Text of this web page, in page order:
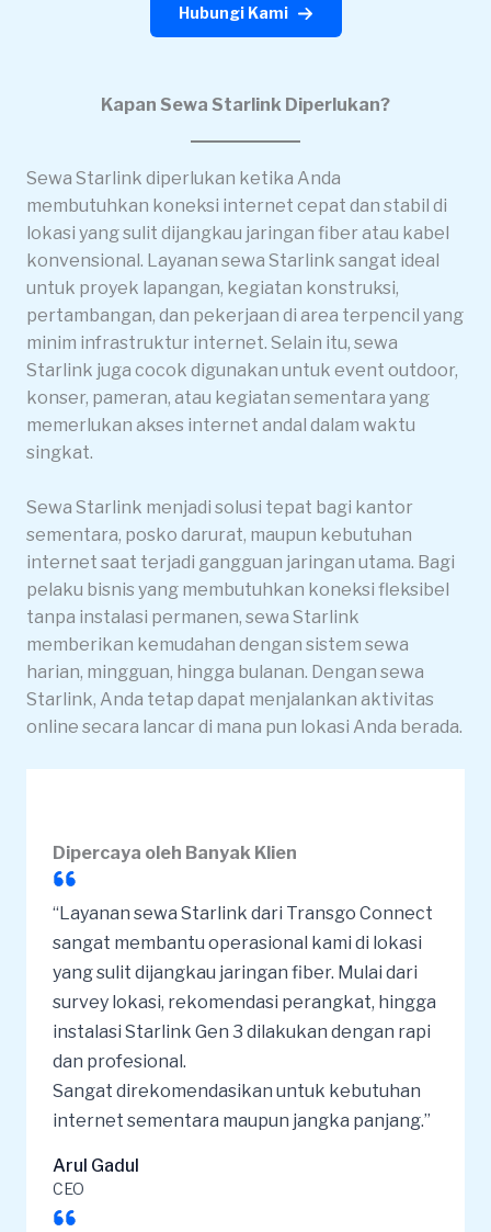
Hubungi Kami
Kapan Sewa Starlink Diperlukan?
Sewa Starlink diperlukan ketika Anda
membutuhkan koneksi internet cepat dan stabil di
lokasi yang sulit dijangkau jaringan fiber atau kabel
konvensional. Layanan sewa Starlink sangat ideal
untuk proyek lapangan, kegiatan konstruksi,
pertambangan, dan pekerjaan di area terpencil yang
minim infrastruktur internet. Selain itu, sewa
Starlink juga cocok digunakan untuk event outdoor,
konser, pameran, atau kegiatan sementara yang
memerlukan akses internet andal dalam waktu
singkat.
Sewa Starlink menjadi solusi tepat bagi kantor
sementara, posko darurat, maupun kebutuhan
internet saat terjadi gangguan jaringan utama. Bagi
pelaku bisnis yang membutuhkan koneksi fleksibel
tanpa instalasi permanen, sewa Starlink
memberikan kemudahan dengan sistem sewa
harian, mingguan, hingga bulanan. Dengan sewa
Starlink, Anda tetap dapat menjalankan aktivitas
online secara lancar di mana pun lokasi Anda berada.
Dipercaya oleh Banyak Klien
“Layanan sewa Starlink dari Transgo Connect
sangat membantu operasional kami di lokasi
yang sulit dijangkau jaringan fiber. Mulai dari
survey lokasi, rekomendasi perangkat, hingga
instalasi Starlink Gen 3 dilakukan dengan rapi
dan profesional.
Sangat direkomendasikan untuk kebutuhan
internet sementara maupun jangka panjang.”
Arul Gadul
CEO